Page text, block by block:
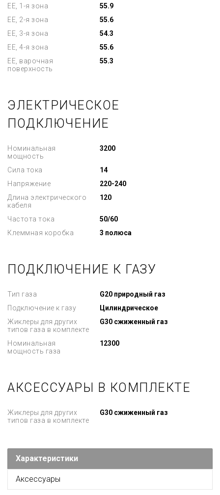
EE, 1-я зона
55.9
EE, 2-я зона
55.6
EE, 3-я зона
54.3
EE, 4-я зона
55.6
EE, варочная
поверхность
55.3
ЭЛЕКТРИЧЕСКОЕ
ПОДКЛЮЧЕНИЕ
Номинальная
мощность
3200
Сила тока
14
Напряжение
220-240
Длина электрического
кабеля
120
Частота тока
50/60
Клеммная коробка
3 полюса
ПОДКЛЮЧЕНИЕ К ГАЗУ
Тип газа
G20 природный газ
Подключение к газу
Цилиндрическое
Жиклеры для других
типов газа в комплекте
G30 сжиженный газ
Номинальная
мощность газа
12300
АКСЕССУАРЫ В КОМПЛЕКТЕ
Жиклеры для других
типов газа в комплекте
G30 сжиженный газ
Характеристики
Аксессуары